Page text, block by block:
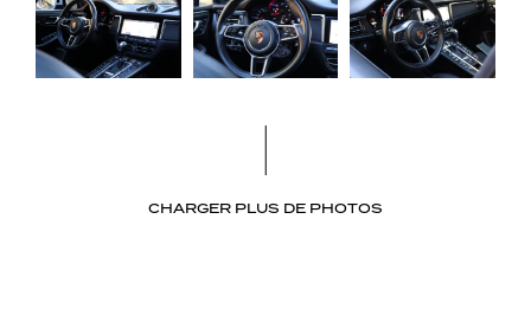
CHARGER PLUS DE PHOTOS